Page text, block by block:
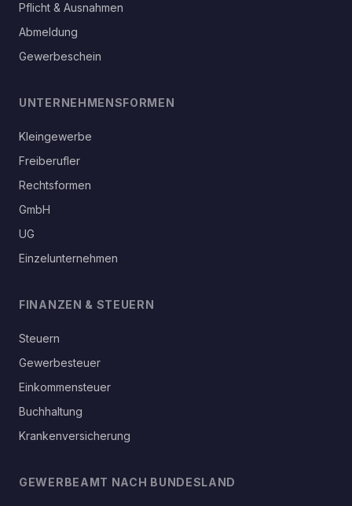
Pflicht & Ausnahmen
Abmeldung
Gewerbeschein
UNTERNEHMENSFORMEN
Kleingewerbe
Freiberufler
Rechtsformen
GmbH
UG
Einzelunternehmen
FINANZEN & STEUERN
Steuern
Gewerbesteuer
Einkommensteuer
Buchhaltung
Krankenversicherung
GEWERBEAMT NACH BUNDESLAND